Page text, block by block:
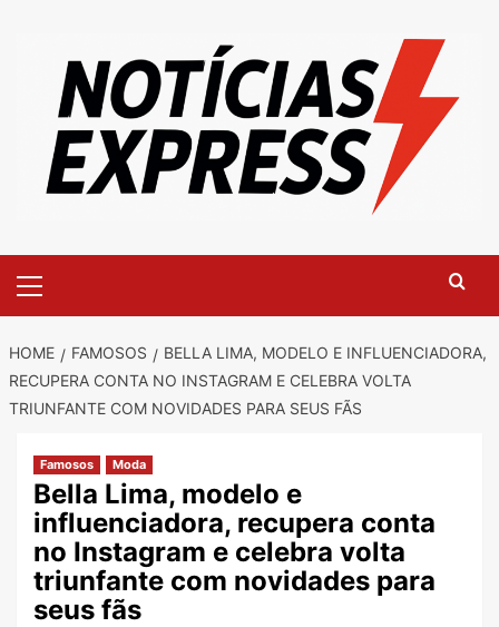
Menu
HOME FAMOSOS
BELLA LIMA, MODELO E INFLUENCIADORA,
RECUPERA CONTA NO INSTAGRAM E CELEBRA VOLTA
TRIUNFANTE COM NOVIDADES PARA SEUS FÃS
Famosos Moda
Bella Lima, modelo e
influenciadora, recupera conta
no Instagram e celebra volta
triunfante com novidades para
seus fãs